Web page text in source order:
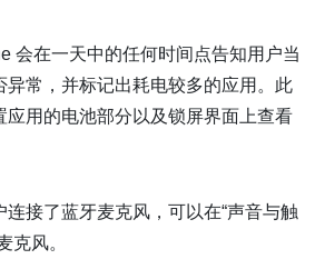
会在一天中的任何时间点告知用户当
异常，并标记出耗电较多的应用。此
应用的电池部分以及锁屏界面上查看
连接了蓝牙麦克风，可以在“声音与触
克风。